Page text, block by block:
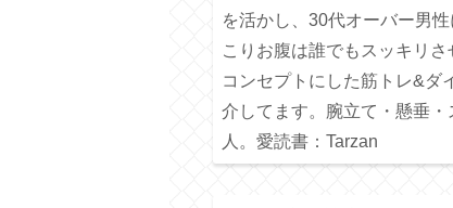
を活かし、30代オーバー男
こりお腹は誰でもスッキリさ
コンセプトにした筋トレ&ダ
介してます。腕立て・懸垂
人。愛読書：Tarzan